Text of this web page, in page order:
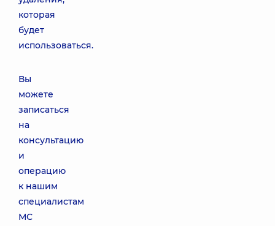
которая
будет
использоваться.
Вы
можете
записаться
на
консультацию
и
операцию
к нашим
специалистам
МС